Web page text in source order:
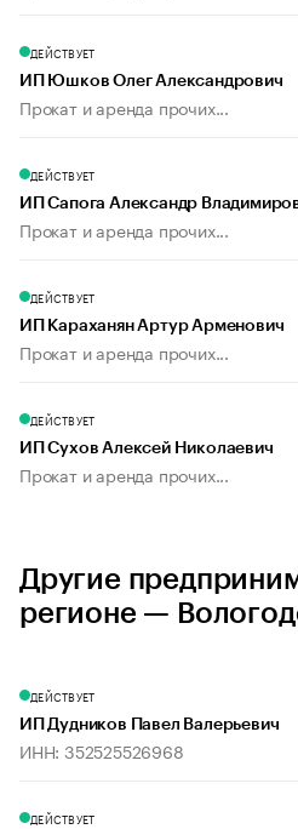
ДЕЙСТВУЕТ
ИП Юшков Олег Александрович
Прокат и аренда прочих...
ДЕЙСТВУЕТ
ИП Сапога Александр
Прокат и аренда прочих...
ДЕЙСТВУЕТ
ИП Караханян Артур Арменович
Прокат и аренда прочих...
ДЕЙСТВУЕТ
ИП Сухов Алексей Николаевич
Прокат и аренда прочих...
Другие
регионе —
ДЕЙСТВУЕТ
ИП Дудников Павел Валерьевич
ИНН: 352525526968
ДЕЙСТВУЕТ